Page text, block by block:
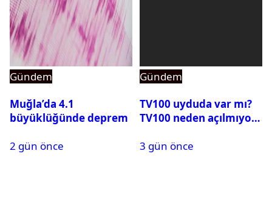
Gündem
Muğla’da 4.1
büyüklüğünde deprem
2 gün önce
Gündem
TV100 uyduda var mı?
TV100 neden açılmıyor?
3 gün önce